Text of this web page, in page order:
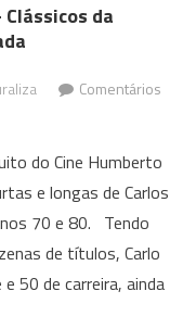
da
Comentários
do Cine Humberto
e longas de Carlos
70 e 80. Tendo
de títulos, Carlo
50 de carreira, ainda